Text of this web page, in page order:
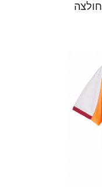
כתום ג'רזי ביתית 2025/26 חולצה